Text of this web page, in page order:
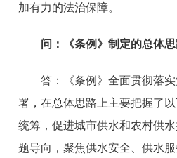
加有力的法治保障。
问： 《条例》制定的总体
答：
《条例》全面贯彻落
署，在总体思路上主要把握了
统筹，促进城市供水和农村供
题导向，聚焦供水安全、供水